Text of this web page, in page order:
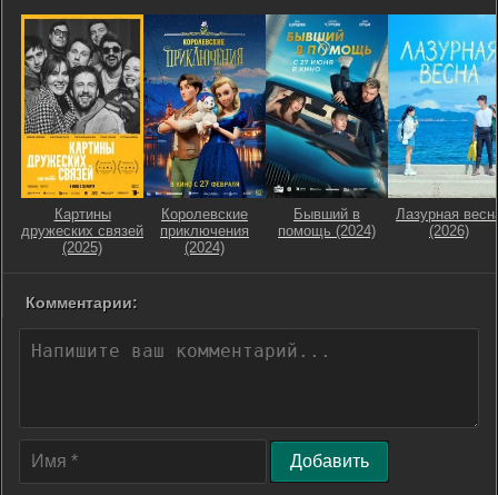
Картины
дружеских связей
(2025)
Королевские
приключения
(2024)
Бывший в
помощь (2024)
Лазурная
(2026)
Комментарии:
Добавить